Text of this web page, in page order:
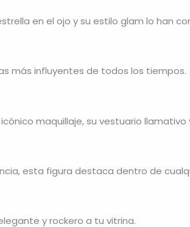
en el ojo y su estilo glam lo han
más influyentes de todos los tiempos.
maquillaje, su vestuario
esta figura destaca dentro de
y rockero a tu vitrina.